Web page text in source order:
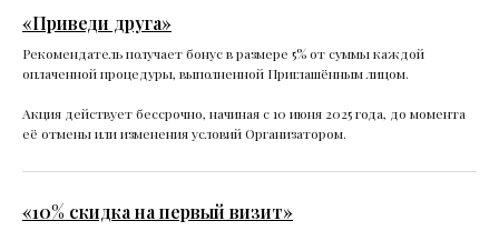
«Приведи друга»
Рекомендатель получает бонус в размере 5% от суммы каждой
оплаченной процедуры, выполненной Приглашённым лицом.
Акция действует бессрочно, начиная с 10 июня 2025 года, до момента
её отмены или изменения условий Организатором.
«10% скидка на первый визит»